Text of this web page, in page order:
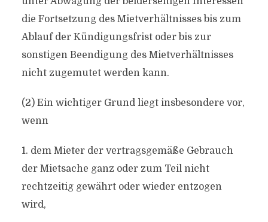
die Fortsetzung des Mietverhältnisses bis zum
Ablauf der Kündigungsfrist oder bis zur
sonstigen Beendigung des Mietverhältnisses
nicht zugemutet werden kann.
(2) Ein wichtiger Grund liegt insbesondere vor,
wenn
1. dem Mieter der vertragsgemäße Gebrauch
der Mietsache ganz oder zum Teil nicht
rechtzeitig gewährt oder wieder entzogen
wird,